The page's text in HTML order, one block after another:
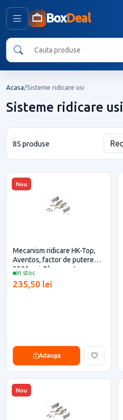
BoxDeal
Acasa/Sisteme ridicare usi
Sisteme ridicare usi
85 produse
Nou
In stoc
Mecanism ridicare HK-Top,
Aventos, factor de putere
2300, gri, Blum pentru casa
235,50 lei
Adauga
Nou